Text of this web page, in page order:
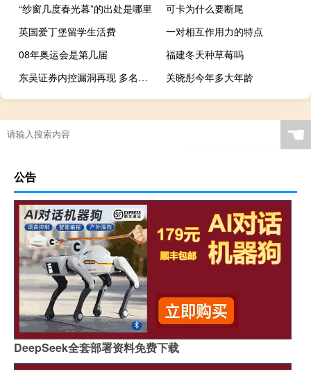
“纱窗几度春光暮”的出处是哪里
可卡为什么要断尾
英国爱丁堡留学生活费
一对相互作用力的特点
08年奥运会是第几届
福建冬天种草莓吗
东吴证券内控漏洞再现 多名员工飞单遭监管责令改正
关晓彤今年多大年龄
☚
公告
DeepSeek全套部署资料免费下载